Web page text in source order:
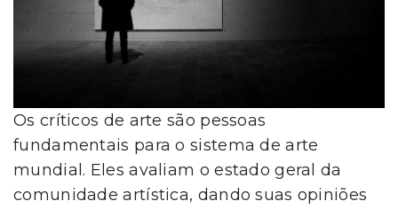
Os críticos de arte são pessoas
fundamentais para o sistema de arte
mundial. Eles avaliam o estado geral da
comunidade artística, dando suas opiniões